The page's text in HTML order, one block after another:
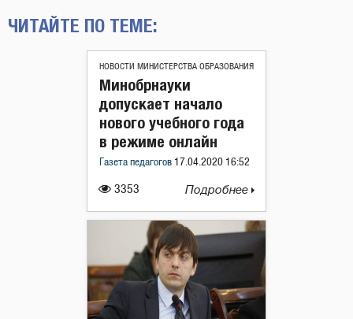
ЧИТАЙТЕ ПО ТЕМЕ:
НОВОСТИ МИНИСТЕРСТВА ОБРАЗОВАНИЯ
3353
Минобрнауки
допускает начало
нового учебного года
в режиме онлайн
Газета педагогов 17.04.2020 16:52
Подробнее